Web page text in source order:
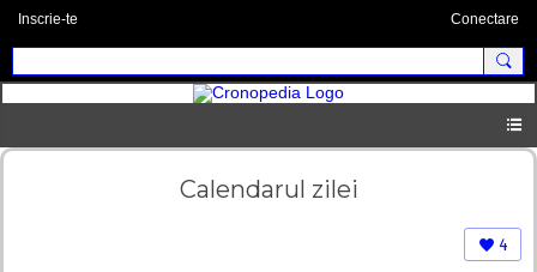
Inscrie-te Conectare
Calendarul zilei
4